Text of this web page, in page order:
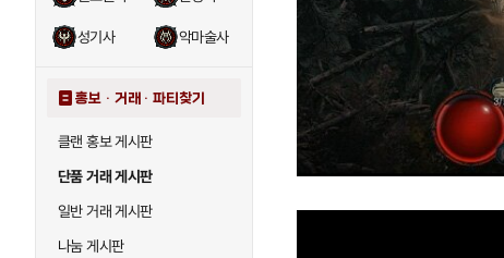
성기사 악마술사
홍보 · 거래 · 파티찾기
클랜 홍보 게시판
단품 거래 게시판
일반 거래 게시판
나눔 게시판